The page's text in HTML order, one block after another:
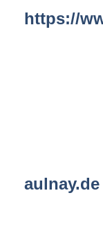
https://
aulnay.de